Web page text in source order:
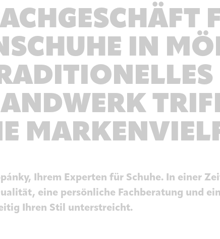
IN
Ihrem Experten für Schuhe. In einer
eine persönliche Fachberatung und
Ihren Stil unterstreicht.